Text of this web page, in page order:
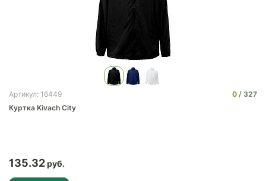
Артикул: 16449 0
327
Куртка Kivach City
135.32